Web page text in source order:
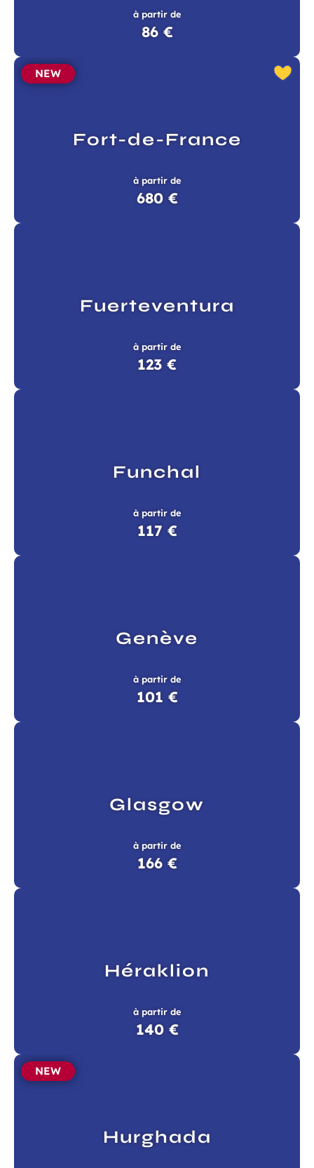
à partir de
86 €
Fort-de-France
NEW
à partir de
680 €
Fuerteventura
à partir de
123 €
Funchal
à partir de
117 €
Genève
à partir de
101 €
Glasgow
à partir de
166 €
Héraklion
à partir de
140 €
Hurghada
NEW